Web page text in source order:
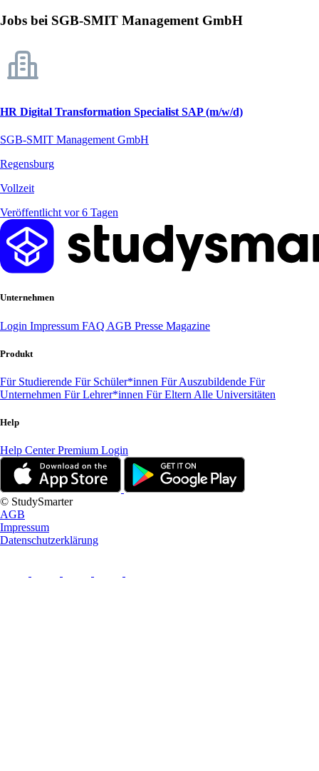
Jobs bei SGB-SMIT Management GmbH
HR Digital Transformation Specialist SAP (m/w/d)
SGB-SMIT Management GmbH
Regensburg
Vollzeit
Veröffentlicht vor 6 Tagen
Unternehmen
Login Impressum FAQ AGB Presse Magazine
Produkt
Für Studierende Für Schüler*innen Für Auszubildende Für
Unternehmen Für Lehrer*innen Für Eltern Alle Universitäten
Help
Help CenterPremium Login
© StudySmarter
AGB
Impressum
Datenschutzerklärung